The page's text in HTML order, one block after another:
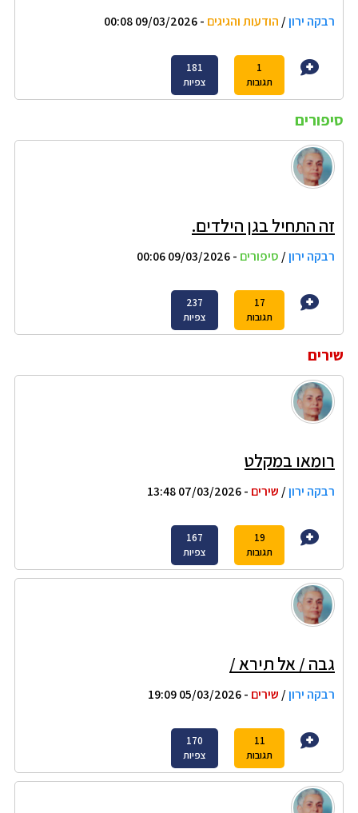
רבקה ירון/ הודעות והגיגים - 09/03/2026 00:08
1
תגובות
181
צפיות
סיפורים
זה התחיל בגן הילדים.
רבקה ירון/ סיפורים - 09/03/2026 00:06
17
תגובות
237
צפיות
שירים
רומאו במקלט
רבקה ירון/ שירים - 07/03/2026 13:48
19
תגובות
167
צפיות
גבה / אל תירא /
רבקה ירון/ שירים - 05/03/2026 19:09
11
תגובות
170
צפיות